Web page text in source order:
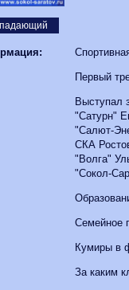
Первый
Выступал
"Сатурн"
"Салют-
СКА
"Волга"
"Сокол-
Семейное
Кумиры в
За каким